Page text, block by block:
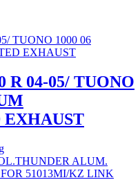
R 04-05/ TUONO